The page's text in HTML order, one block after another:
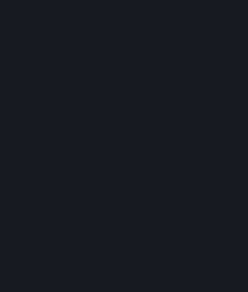
Peníze utracené za prostředky
zpět, pokud byly tyto prostředky ve
nejdéle před čtrnácti dny a nebyla
K některému obsahu a službám je
měsíční, roční) přístup, za který
periodické předplatné použito během
období, můžete o vrácení peněz
zakoupení nebo do 48 hodin od
obnovení. Obsah je považován za
probíhajícím fakturačním období hráli
nebo jste využili, spotřebovali, upravili
výhody nebo slevy s předplatným